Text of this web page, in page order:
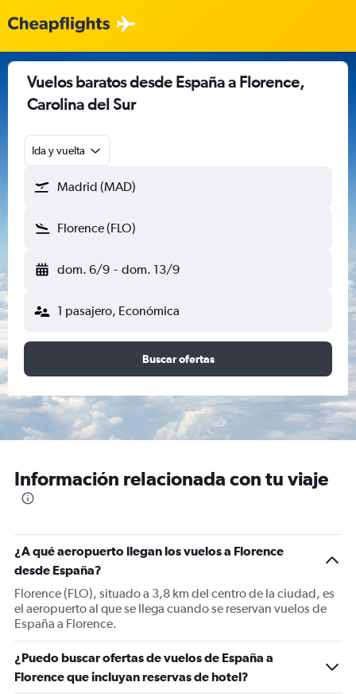
Vuelos baratos desde España a Florence,
Carolina del Sur
Ida y vuelta
Madrid (MAD)
Florence (FLO)
dom. 6/9 - dom. 13/9
1 pasajero, Económica
Buscar ofertas
Información relacionada con tu viaje
¿A qué aeropuerto llegan los vuelos a Florence
desde España?
Florence (FLO), situado a 3,8 km del centro de la ciudad, es
el aeropuerto al que se llega cuando se reservan vuelos de
España a Florence.
¿Puedo buscar ofertas de vuelos de España a
Florence que incluyan reservas de hotel?